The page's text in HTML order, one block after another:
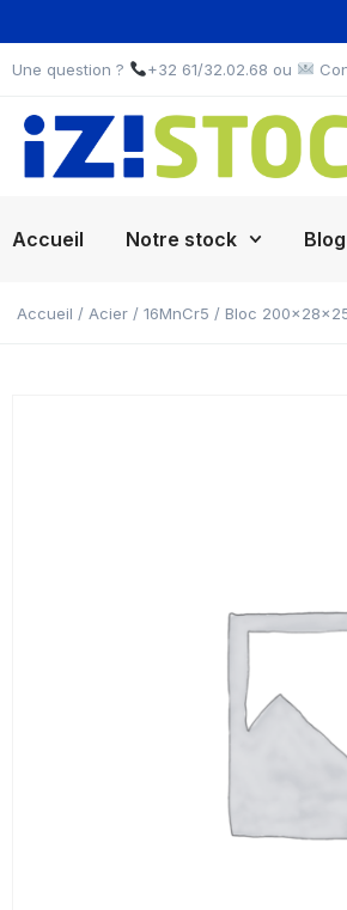
Une question ? +32 61/32.02.68 ou
Accueil Notre stock Blog
Accueil / Acier / 16MnCr5 / Bloc